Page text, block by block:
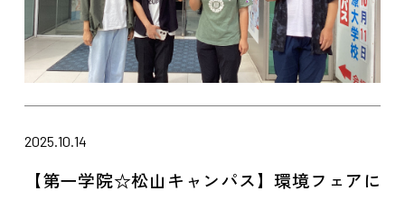
2025.10.14
【第一学院☆松山キャンパス】環境フェアに